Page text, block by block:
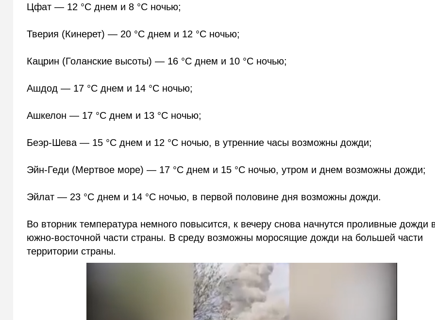
Цфат — 12 °C днем и 8 °C ночью;
Тверия (Кинерет) — 20 °C днем и 12 °C ночью;
Кацрин (Голанские высоты) — 16 °C днем и 10 °C ночью;
Ашдод — 17 °C днем и 14 °C ночью;
Ашкелон — 17 °C днем и 13 °C ночью;
Беэр-Шева — 15 °C днем и 12 °C ночью, в утренние часы возможны дожди;
Эйн-Геди (Мертвое море) — 17 °C днем и 15 °C ночью, утром и днем возможны дожди;
Эйлат — 23 °C днем и 14 °C ночью, в первой половине дня возможны дожди.
Во вторник температура немного повысится, к вечеру снова начнутся проливные дожди
южно-восточной части страны. В среду возможны моросящие дожди на большей части
территории страны.